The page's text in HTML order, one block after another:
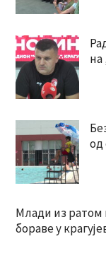
на
од
Млади из ратом
бораве у